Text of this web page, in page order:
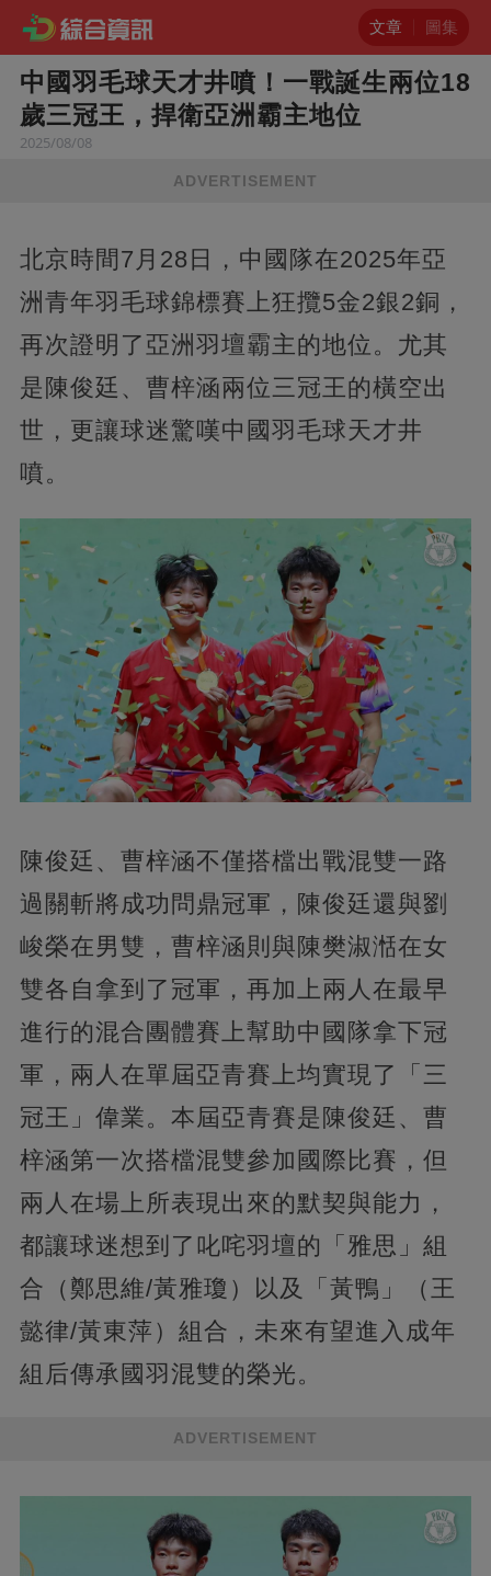
文章 圖集
中國羽毛球天才井噴！一戰誕生兩位18
歲三冠王，捍衛亞洲霸主地位
2025/08/08
ADVERTISEMENT
北京時間7月28日，中國隊在2025年亞
洲青年羽毛球錦標賽上狂攬5金2銀2銅，
再次證明了亞洲羽壇霸主的地位。尤其
是陳俊廷、曹梓涵兩位三冠王的橫空出
世，更讓球迷驚嘆中國羽毛球天才井
噴。
陳俊廷、曹梓涵不僅搭檔出戰混雙一路
過關斬將成功問鼎冠軍，陳俊廷還與劉
峻榮在男雙，曹梓涵則與陳樊淑湉在女
雙各自拿到了冠軍，再加上兩人在最早
進行的混合團體賽上幫助中國隊拿下冠
軍，兩人在單屆亞青賽上均實現了「三
冠王」偉業。本屆亞青賽是陳俊廷、曹
梓涵第一次搭檔混雙參加國際比賽，但
兩人在場上所表現出來的默契與能力，
都讓球迷想到了叱咤羽壇的「雅思」組
合（鄭思維/黃雅瓊）以及「黃鴨」（王
懿律/黃東萍）組合，未來有望進入成年
組后傳承國羽混雙的榮光。
ADVERTISEMENT